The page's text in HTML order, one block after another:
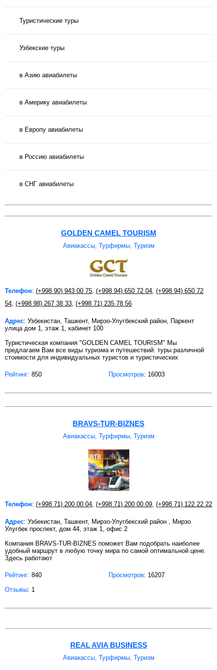
Туристические туры
Узбекские туры
в Азию авиабилеты
в Америку авиабилеты
в Европу авиабилеты
в Россию авиабилеты
в СНГ авиабилеты
GOLDEN CAMEL TOURISM
Авиакассы, Турфирмы, Туризм
Телефон: (+998 90) 943 00 75, (+998 94) 650 72 04, (+998 94) 650 72
54, (+998 98) 267 38 33, (+998 71) 235 78 56
Адрес: Узбекистан, Ташкент, Мирзо-Улугбекский район, Паркент
улица дом 1, этаж 1, кабинет 100
Туристическая компания "GOLDEN CAMEL TOURISM" Мы
предлагаем Вам все виды туризма и путешествий: туры различной
стоимости для индивидуальных туристов и туристических
Рейтинг: 850 Просмотров: 16003
BRAVS-TUR-BIZNES
Авиакассы, Турфирмы, Туризм
Телефон: (+998 71) 200 00 04, (+998 71) 200 00 09, (+998 71) 122 22 22
Адрес: Узбекистан, Ташкент, Мирзо-Улугбекский район , Мирзо
Улугбек проспект, дом 44, этаж 1, офис 2
Компания BRAVS-TUR-BIZNES поможет Вам подобрать наиболее
удобный маршрут в любую точку мира по самой оптимальной цене.
Здесь работают
Рейтинг: 840 Просмотров: 16207
Отзывы: 1
REAL AVIA BUSINESS
Авиакассы, Турфирмы, Туризм